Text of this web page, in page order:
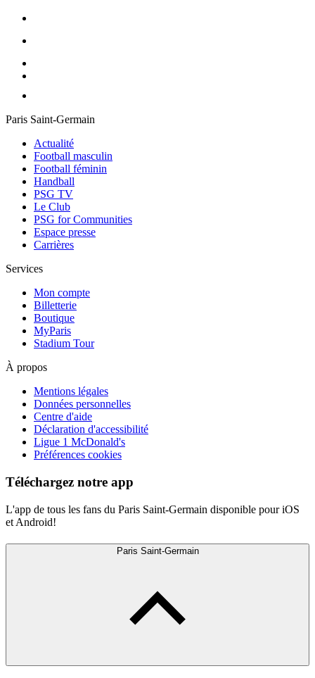
Paris Saint-Germain
Actualité
Football masculin
Football féminin
Handball
PSG TV
Le Club
PSG for Communities
Espace presse
Carrières
Services
Mon compte
Billetterie
Boutique
MyParis
Stadium Tour
À propos
Mentions légales
Données personnelles
Centre d'aide
Déclaration d'accessibilité
Ligue 1 McDonald's
Préférences cookies
Téléchargez notre app
L'app de tous les fans du Paris Saint-Germain disponible pour iOS
et Android!
Paris Saint-Germain